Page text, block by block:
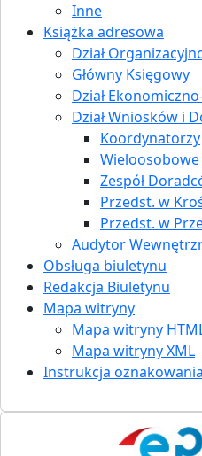
Inne
Książka adresowa
Dział
Główny Księgowy
Dział
Dział Wniosków i
Koordynatorzy
Zespół
Przedst. w
Przedst. w
Audytor
Obsługa biuletynu
Redakcja Biuletynu
Mapa witryny
Mapa witryny
Mapa witryny XML
Instrukcja oznakowania